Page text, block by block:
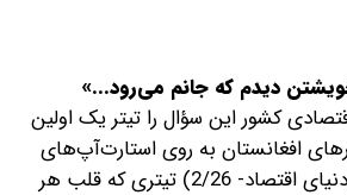
دیدم که جانم می‌رود...»
کشور این سؤال را تیتر یک اولین
افغانستان به روی استارت‌آپ‌های
ایرانی باز می‌شود؟» (دنیای اقتصاد- 2/26) تیتری که قلب هر